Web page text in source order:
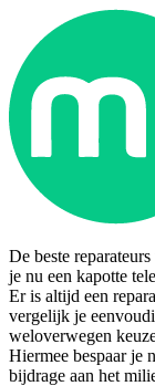
De beste
je nu een kapotte
Er is altijd een
vergelijk je
weloverwegen
Hiermee bespaar je
bijdrage aan het